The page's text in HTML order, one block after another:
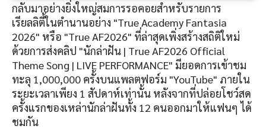
กลับมาอย่างยิ่งใหญ่สมการรอคอยสำหรับรายการ
เรียลลิตี้ในตำนานอย่าง "True Academy Fantasia
2026" หรือ "True AF2026" ที่ล่าสุดเพิ่งสร้างสถิติใหม่
ด้วยการส่งคลิป "นักล่าฝัน | True AF2026 Official
Theme Song | LIVE PERFORMANCE" มียอดการเข้าชม
ทะลุ 1,000,000 ครั้งบนแพลตฟอร์ม "YouTube" ภายใน
ระยะเวลาเพียง 1 สัปดาห์เท่านั้น หลังจากที่ปล่อยโชว์สด
ครั้งแรกของเหล่านักล่าฝันทั้ง 12 คนออกมาให้แฟนๆ ได้
ชมกัน